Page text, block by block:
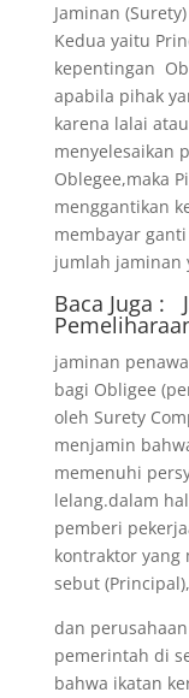
Jaminan
Kedua yaitu
kepentingan
apabila pihak
karena lalai
menyelesaikan
Oblegee,maka
menggantikan
membayar
jumlah jaminan
Baca Juga :
jaminan
bagi Obligee
oleh Surety
menjamin
memenuhi
lelang.dalam
pemberi
kontraktor yang
sebut (Principal),
dan
pemerintah di
bahwa ikatan